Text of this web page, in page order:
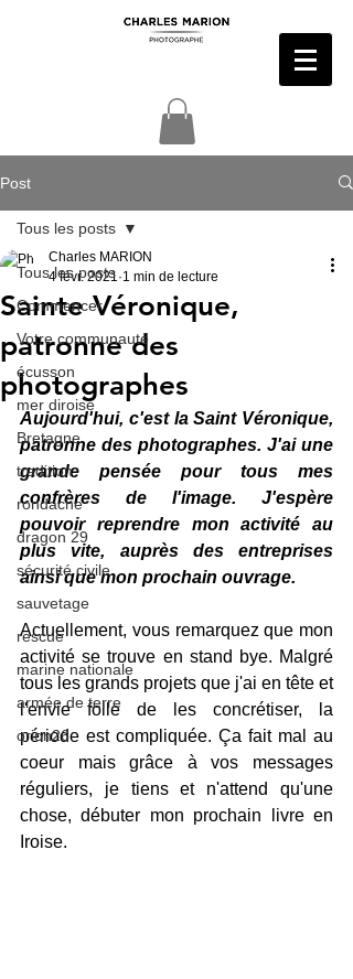
Post
Tous les posts
Commencer
Votre communauté
écusson
mer diroise
Bretagne
tradition
rondache
dragon 29
sécurité civile
sauvetage
rescue
marine nationale
armée de terre
orion26
Tous les posts
Sainte Véronique,
patronne des
photographes
Charles MARION
4 févr. 2021 1 min de lecture
Aujourd'hui, c'est la Saint Véronique,
patronne des photographes. J'ai une
grande pensée pour tous mes
confrères de l'image. J'espère
pouvoir reprendre mon activité au
plus vite, auprès des entreprises
ainsi que mon prochain ouvrage.
Actuellement, vous remarquez que mon
activité se trouve en stand bye. Malgré
tous les grands projets que j'ai en tête et
l'envie folle de les concrétiser, la
période est compliquée. Ça fait mal au
coeur mais grâce à vos messages
réguliers, je tiens et n'attend qu'une
chose, débuter mon prochain livre en
Iroise.